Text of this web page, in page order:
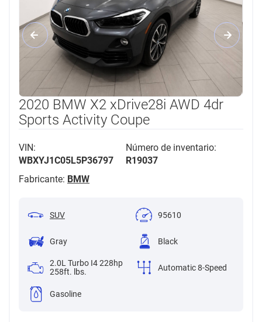
2020 BMW X2 xDrive28i AWD 4dr
Sports Activity Coupe
VIN:
WBXYJ1C05L5P36797
Número de inventario:
R19037
Fabricante: BMW
SUV 95610
Gray Black
2.0L Turbo I4 228hp
258ft. lbs.
Automatic 8-Speed
Gasoline